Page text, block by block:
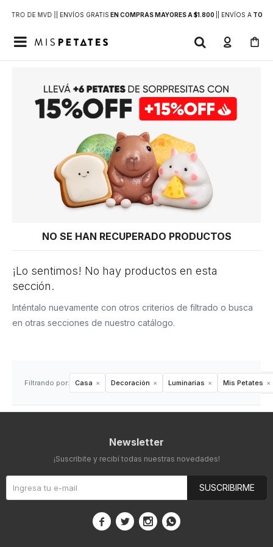
DE MVD | | ENVÍOS GRATIS EN COMPRAS MAYORES A $1.800 | ENVÍOS ATODO

NO SE HAN RECUPERADO PRODUCTOS
¡Lo sentimos! No hay productos en esta
sección.
Inténtalo nuevamente con otros criterios de filtrado o busca
en otras secciones de nuestro catálogo.
Filtrando por: Casa Decoración Luminarias Mis Petates
Newsletter
¡Suscribite y recibí todas nuestras novedades!
SUSCRIBIRME
   